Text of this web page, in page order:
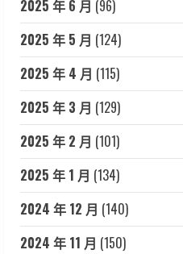
2025 年 6 月 (96)
2025 年 5 月 (124)
2025 年 4 月 (115)
2025 年 3 月 (129)
2025 年 2 月 (101)
2025 年 1 月 (134)
2024 年 12 月 (140)
2024 年 11 月 (150)